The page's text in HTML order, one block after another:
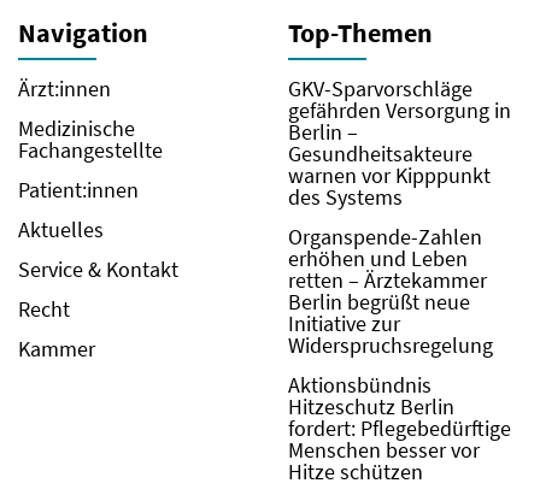
Navigation
Ärzt:innen
Medizinische
Fachangestellte
Patient:innen
Aktuelles
Service & Kontakt
Recht
Kammer
Top-Themen
GKV-Sparvorschläge
gefährden Versorgung in
Berlin –
Gesundheitsakteure
warnen vor Kipppunkt
des Systems
Organspende-Zahlen
erhöhen und Leben
retten – Ärztekammer
Berlin begrüßt neue
Initiative zur
Widerspruchsregelung
Aktionsbündnis
Hitzeschutz Berlin
fordert: Pflegebedürftige
Menschen besser vor
Hitze schützen